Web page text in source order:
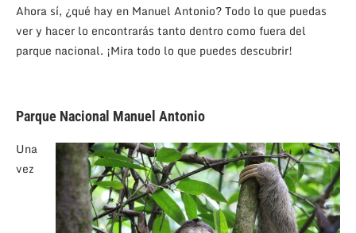
Ahora sí, ¿qué hay en Manuel Antonio? Todo lo que puedas
ver y hacer lo encontrarás tanto dentro como fuera del
parque nacional. ¡Mira todo lo que puedes descubrir!
Parque Nacional Manuel Antonio
Una
vez